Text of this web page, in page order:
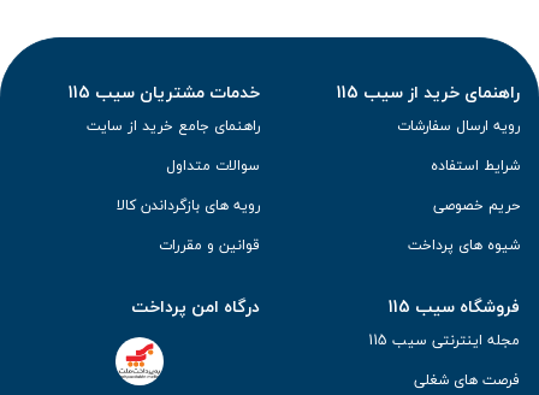
راهنمای خرید از سیب 115
رویه ارسال سفارشات
شرایط استفاده
حریم خصوصی
شیوه های پرداخت
خدمات مشتریان سیب 115
راهنمای جامع خرید از سایت
سوالات متداول
رویه های بازگرداندن کالا
قوانین و مقررات
فروشگاه سیب 115
مجله اینترنتی سیب 115
فرصت های شغلی
درگاه امن پرداخت